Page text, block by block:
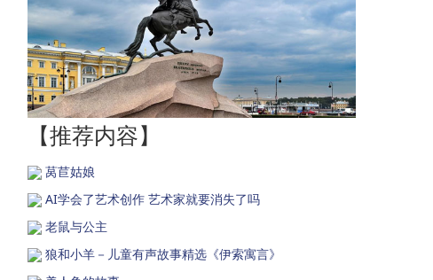
【推荐内容】
莴苣姑娘
AI学会了艺术创作 艺术家就要消失了吗
老鼠与公主
狼和小羊－儿童有声故事精选《伊索寓言》